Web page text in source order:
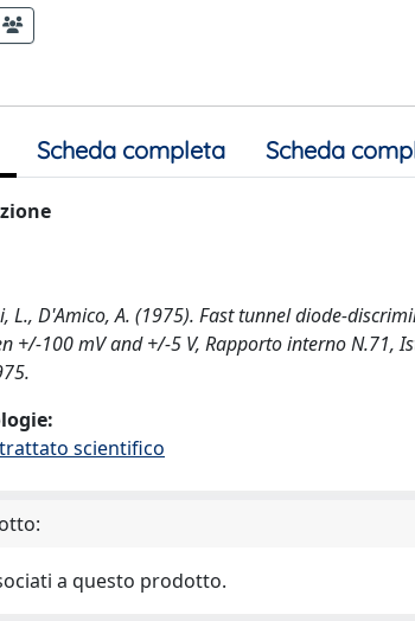
Scheda completa Scheda
L., D'Amico, A. (1975). Fast tunnel diode-
+/-100 mV and +/-5 V, Rapporto interno N.71,
scientifico
a questo prodotto.